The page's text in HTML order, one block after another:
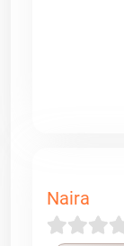
Naira